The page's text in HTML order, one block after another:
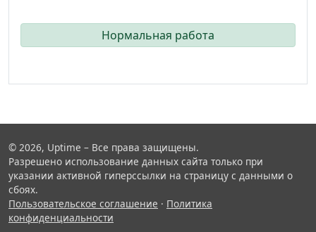
Нормальная работа
© 2026, Uptime – Все права защищены.
Разрешено использование данных сайта только при
указании активной гиперссылки на страницу с данными о
сбоях.
Пользовательское соглашение · Политика
конфиденциальности